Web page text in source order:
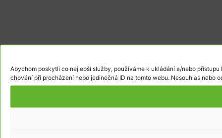
Abychom poskytli co nejlepší služby, používáme k ukládání a/nebo
chování při procházení nebo jedinečná ID na tomto webu. Nesouhlas